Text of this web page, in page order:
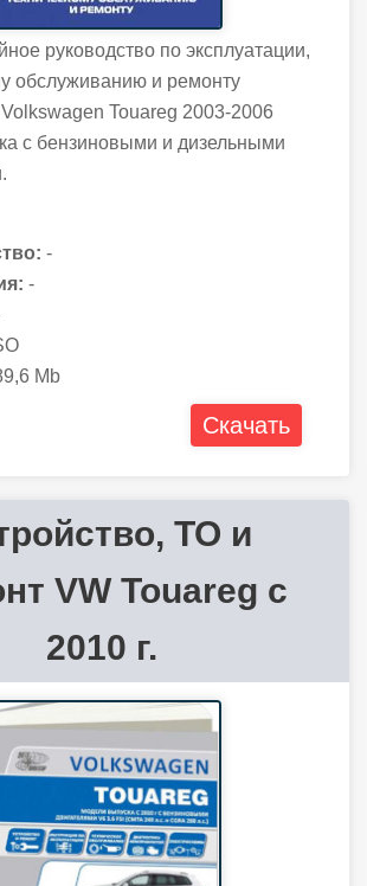
руководство по эксплуатации,
обслуживанию и ремонту
Touareg 2003-2006
с бензиновыми и дизельными
-
-
Mb
Скачать
ТО и
VW Touareg с
2010 г.